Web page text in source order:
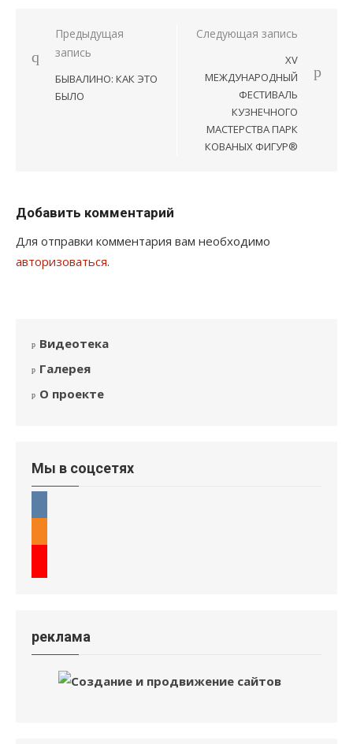
Навигация
по
записям
Предыдущая
запись
БЫВАЛИНО: КАК ЭТО
БЫЛО
Следующая запись
XV
МЕЖДУНАРОДНЫЙ
ФЕСТИВАЛЬ
КУЗНЕЧНОГО
МАСТЕРСТВА ПАРК
КОВАНЫХ ФИГУР®
Добавить комментарий
Для отправки комментария вам необходимо
авторизоваться.
Видеотека
Галерея
О проекте
Мы в соцсетях
реклама